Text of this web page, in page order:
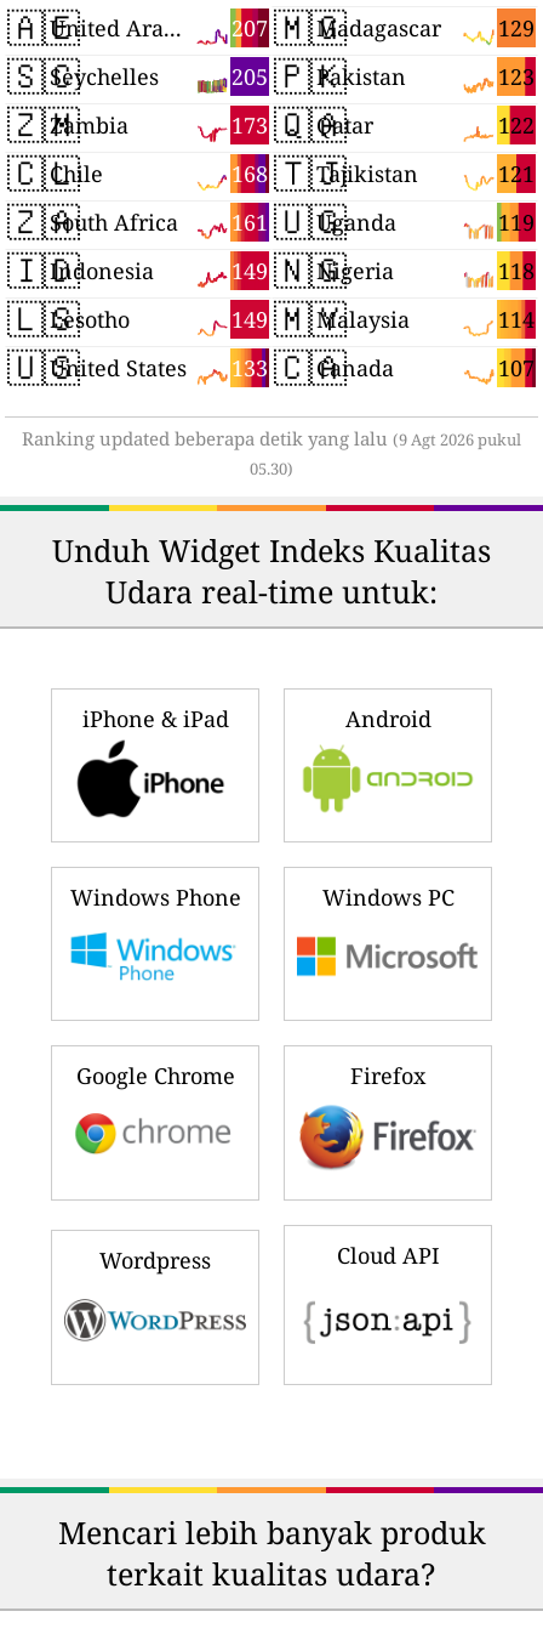
🇦🇪 207
United Arab Emirates
🇸🇨 205
Seychelles
🇿🇲 173
Zambia
🇨🇱 168
Chile
🇿🇦 161
South Africa
🇮🇩 149
Indonesia
🇱🇸 149
Lesotho
🇺🇸 133
United States
🇲🇬 129
Madagascar
🇵🇰 123
Pakistan
🇶🇦 122
Qatar
🇹🇯 121
Tajikistan
🇺🇬 119
Uganda
🇳🇬 118
Nigeria
🇲🇾 114
Malaysia
🇨🇦 107
Canada
Ranking updated beberapa detik yang lalu (9 Agt 2026 pukul
05.30)
Unduh Widget Indeks Kualitas
Udara real-time untuk:
iPhone & iPad Android
Windows Phone Windows PC
Google Chrome Firefox
Wordpress Cloud API
Mencari lebih banyak produk
terkait kualitas udara?